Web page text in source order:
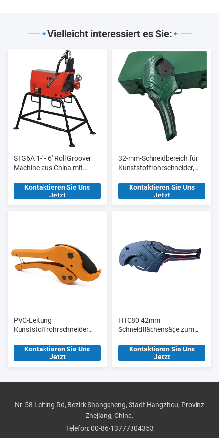
Vielleicht interessiert es Sie:
STG6A 1-' - 6' Roll Groover
Machine aus China mit
Hydraulikpumpe
Kontaktieren Sie Uns
Jetzt
32-mm-Schneidbereich für
Kunststoffrohrschneider,
für Fertigungsanlagen
Kontaktieren Sie Uns
Jetzt
PVC-Leitung
Kunststoffrohrschneider
Manuelle
Aluminiumlegierung Körper
Kontaktieren Sie Uns
Jetzt
HTC80 42mm
Schneidflächensäge zum
Rohrschneidern mit
Kontaktieren Sie Uns
Jetzt
Nr. 58 Leiting Rd, Bezirk Shangcheng, Stadt Hangzhou, Provinz
Zhejiang, China.
Telefon:00-86-13777804353